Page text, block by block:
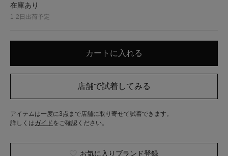
在庫あり
1-2日出荷予定
アイテムは一度に3点まで店舗に取り寄せて試着できます。
詳しくはガイド をご確認ください。
お気に入りブランド登録